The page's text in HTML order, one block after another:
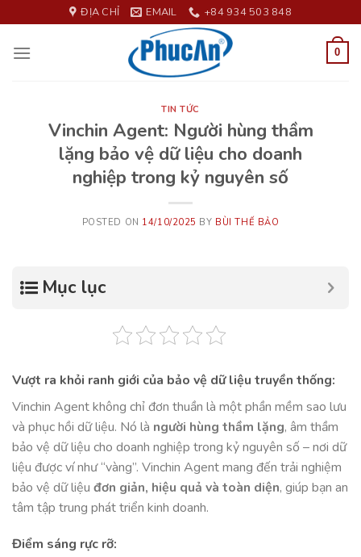
to
content
ĐỊA CHỈ EMAIL +84 934 503 848
0
TIN TỨC
Vinchin Agent: Người hùng thầm
lặng bảo vệ dữ liệu cho doanh
nghiệp trong kỷ nguyên số
POSTED ON 14/10/2025 BY BÙI THẾ BẢO
Mục lục
Vượt ra khỏi ranh giới của bảo vệ dữ liệu truyền thống:
Vinchin Agent không chỉ đơn thuần là một phần mềm sao lưu
và phục hồi dữ liệu. Nó là người hùng thầm lặng, âm thầm
bảo vệ dữ liệu cho doanh nghiệp trong kỷ nguyên số – nơi dữ
liệu được ví như “vàng”. Vinchin Agent mang đến trải nghiệm
bảo vệ dữ liệu đơn giản, hiệu quả và toàn diện, giúp bạn an
tâm tập trung phát triển kinh doanh.
Điểm sáng rực rỡ: